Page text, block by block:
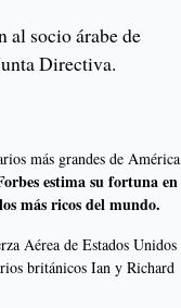
al socio árabe de
Directiva.
más grandes de América
estima su fortuna en
más ricos del mundo.
Aérea de Estados Unidos
británicos Ian y Richard